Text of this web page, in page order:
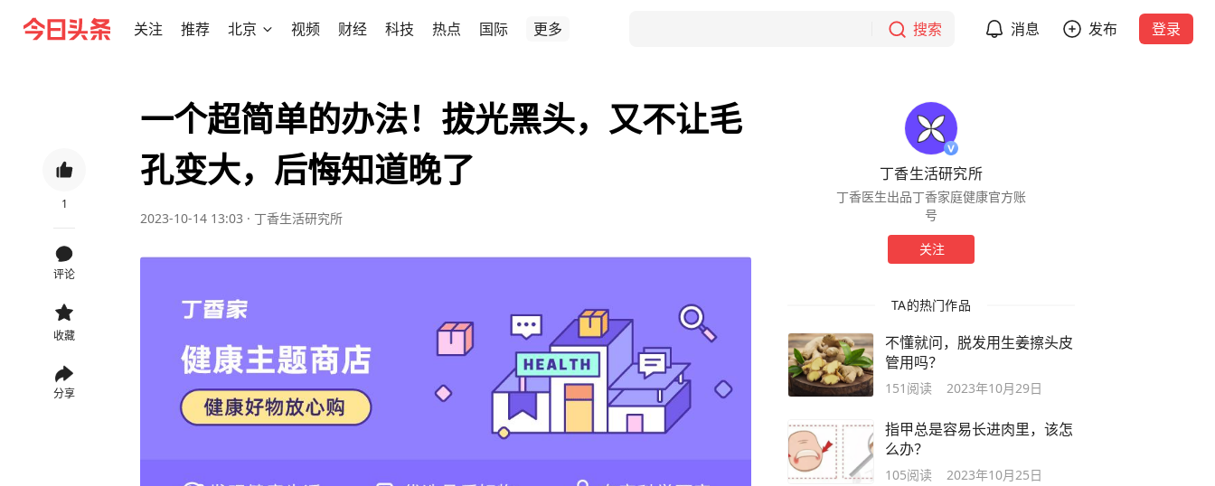
关注 推荐 北京 视频 财经 科技 热点 国际 更多 搜索 消息 发布 登录
1
评论
收藏
分享
一个超简单的办法！拔光黑头，又不让毛
孔变大，后悔知道晚了
2023-10-14 13:03 · 丁香生活研究所
丁香生活研究所
丁香医生出品丁香家庭健康官方账
号
关注
TA的热门作品
不懂就问，脱发用生姜擦头皮
管用吗？
151 阅读 2023年10月29日
指甲总是容易长进肉里，该怎
么办？
105阅读 2023年10月25日